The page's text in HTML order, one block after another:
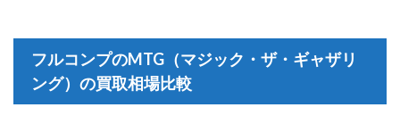
フルコンプのMTG（マジック・ザ・ギャザリ
ング）の買取相場比較